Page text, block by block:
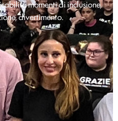
momenti di inclusione,
divertimento.